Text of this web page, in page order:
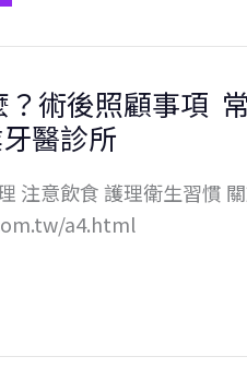
傷
刺
刺
四
大
處
術後照顧事項
醫診所
注意飲食 護理衛生習慣
a4.html